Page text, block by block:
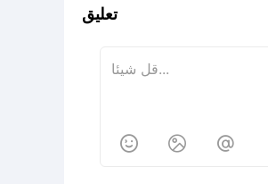
تعليق
  